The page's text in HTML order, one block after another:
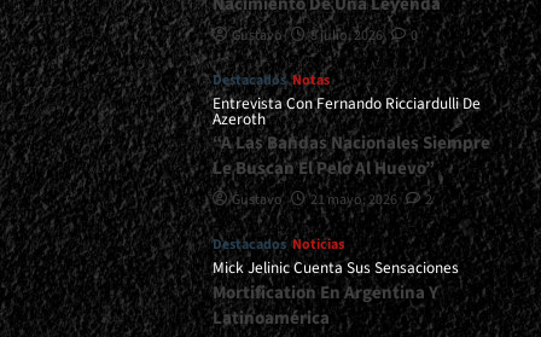
Gustavo 8 julio, 2026 0
Destacados Notas
Entrevista Con Fernando Ricciardulli De
Azeroth
“A Las Bandas Nacionales Siempre
Le Buscan El Pelo Al Huevo”
Gustavo 21 mayo, 2026 2
Destacados Noticias
Mick Jelinic Cuenta Sus Sensaciones
Mortification En Argentina Y
Latinoamérica